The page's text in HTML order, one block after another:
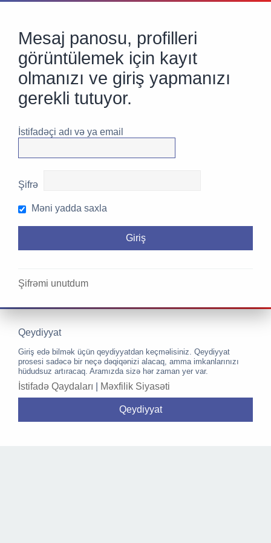
Mesaj panosu, profilleri
görüntülemek için kayıt
olmanızı ve giriş yapmanızı
gerekli tutuyor.
İstifadəçi adı və ya email
Şifrə
Məni yadda saxla
Şifrəmi unutdum
Qeydiyyat
Giriş edə bilmək üçün qeydiyyatdan keçməlisiniz. Qeydiyyat
prosesi sadəcə bir neçə dəqiqənizi alacaq, amma imkanlarınızı
hüdudsuz artıracaq. Aramızda sizə hər zaman yer var.
İstifadə Qaydaları Məxfilik Siyasəti
Qeydiyyat